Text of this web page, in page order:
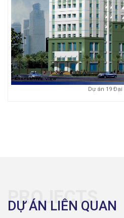
Dự án 19 Đại
PROJECTS
DỰ ÁN LIÊN QUAN